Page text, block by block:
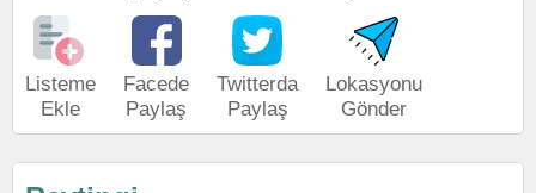
Listeme
Ekle
Facede
Paylaş
Twitterda
Paylaş
Lokasyonu
Gönder